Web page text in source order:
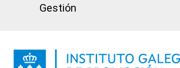
Gestión